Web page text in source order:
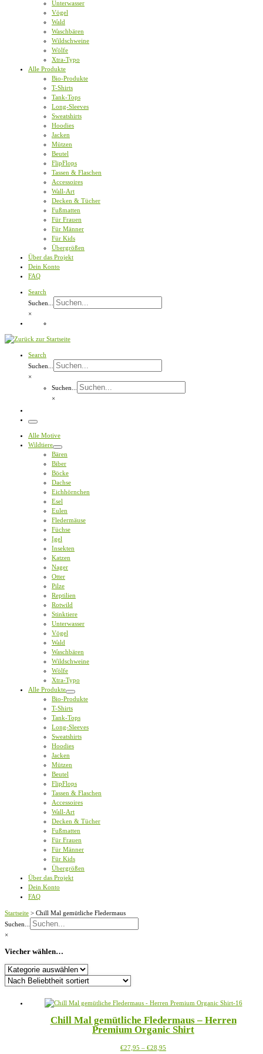
Unterwasser
Vögel
Wald
Waschbären
Wildschweine
Wölfe
Xtra-Typo
Alle Produkte
Bio-Produkte
T-Shirts
Tank-Tops
Long-Sleeves
Sweatshirts
Hoodies
Jacken
Mützen
Beutel
FlipFlops
Tassen & Flaschen
Accessoires
Wall-Art
Decken & Tücher
Fußmatten
Für Frauen
Für Männer
Für Kids
Übergrößen
Über das Projekt
Dein Konto
FAQ
Search
Suchen...
×
Search
Suchen...
×
Suchen...
×
Menü
Alle Motive
Wildtiere
Bären
Biber
Böcke
Dachse
Eichhörnchen
Esel
Eulen
Fledermäuse
Füchse
Igel
Insekten
Katzen
Nager
Otter
Pilze
Reptilien
Rotwild
Stinktiere
Unterwasser
Vögel
Wald
Waschbären
Wildschweine
Wölfe
Xtra-Typo
Alle Produkte
Bio-Produkte
T-Shirts
Tank-Tops
Long-Sleeves
Sweatshirts
Hoodies
Jacken
Mützen
Beutel
FlipFlops
Tassen & Flaschen
Accessoires
Wall-Art
Decken & Tücher
Fußmatten
Für Frauen
Für Männer
Für Kids
Übergrößen
Über das Projekt
Dein Konto
FAQ
Startseite > Chill Mal gemütliche Fledermaus
Chill Mal gemütliche Fledermaus – Herren
Premium Organic Shirt
€27,95 – €28,95
Suchen...
×
Viecher wählen…
Viecher
wählen…